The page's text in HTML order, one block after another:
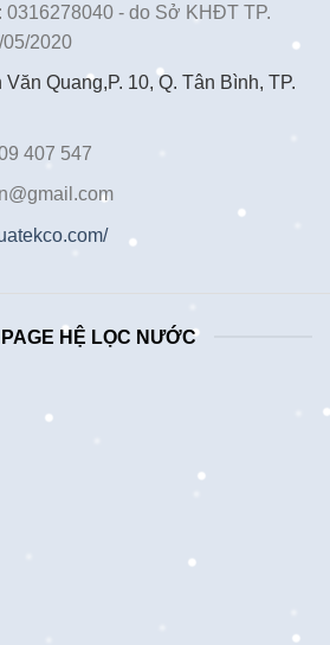
- do Sở KHĐT TP.
05/2020
Văn Quang,P. 10, Q. Tân Bình, TP.
407 547
HỆ LỌC NƯỚC